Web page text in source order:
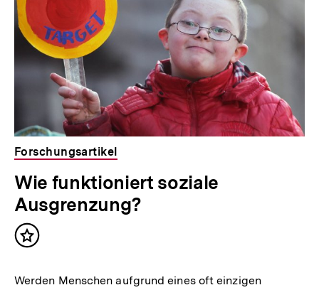
k
Forschungsartikel
Wie funktioniert soziale
Ausgrenzung?
Inhalt
Werden Menschen aufgrund eines oft einzigen